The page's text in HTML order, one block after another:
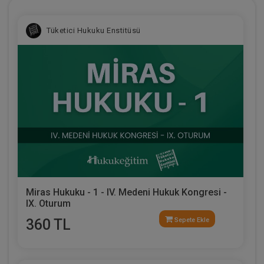
Tüketici Hukuku Enstitüsü
Miras Hukuku - 1 - IV. Medeni Hukuk Kongresi -
IX. Oturum
360 TL Sepete Ekle